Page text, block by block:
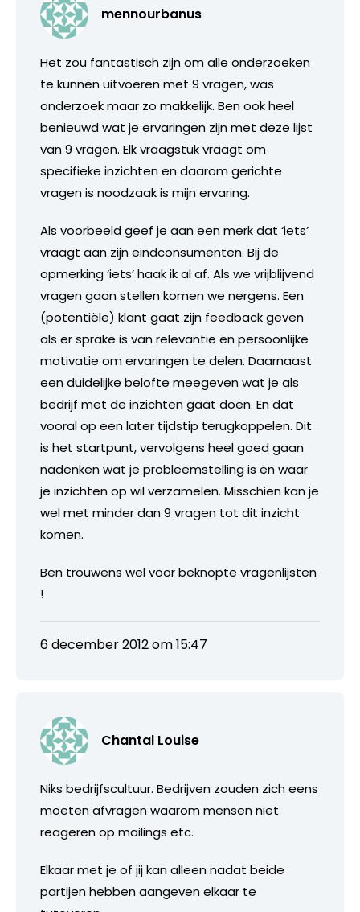
mennourbanus
Het zou fantastisch zijn om alle onderzoeken
te kunnen uitvoeren met 9 vragen, was
onderzoek maar zo makkelijk. Ben ook heel
benieuwd wat je ervaringen zijn met deze lijst
van 9 vragen. Elk vraagstuk vraagt om
specifieke inzichten en daarom gerichte
vragen is noodzaak is mijn ervaring.
Als voorbeeld geef je aan een merk dat ‘iets’
vraagt aan zijn eindconsumenten. Bij de
opmerking ‘iets’ haak ik al af. Als we vrijblijvend
vragen gaan stellen komen we nergens. Een
(potentiële) klant gaat zijn feedback geven
als er sprake is van relevantie en persoonlijke
motivatie om ervaringen te delen. Daarnaast
een duidelijke belofte meegeven wat je als
bedrijf met de inzichten gaat doen. En dat
vooral op een later tijdstip terugkoppelen. Dit
is het startpunt, vervolgens heel goed gaan
nadenken wat je probleemstelling is en waar
je inzichten op wil verzamelen. Misschien kan je
wel met minder dan 9 vragen tot dit inzicht
komen.
Ben trouwens wel voor beknopte vragenlijsten
!
6 december 2012 om 15:47
Chantal Louise
Niks bedrijfscultuur. Bedrijven zouden zich eens
moeten afvragen waarom mensen niet
reageren op mailings etc.
Elkaar met je of jij kan alleen nadat beide
partijen hebben aangeven elkaar te